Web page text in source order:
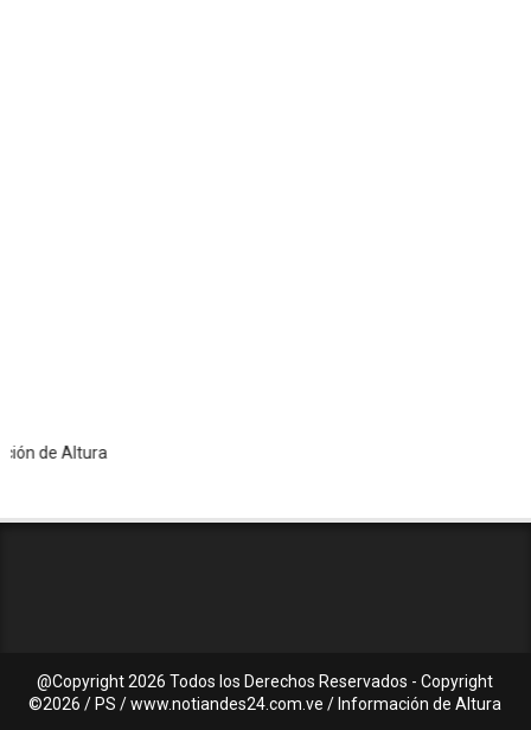
Altura
@Copyright2026 Todos los Derechos Reservados - Copyright
©2026 / PS / www.notiandes24.com.ve / Información de Altura